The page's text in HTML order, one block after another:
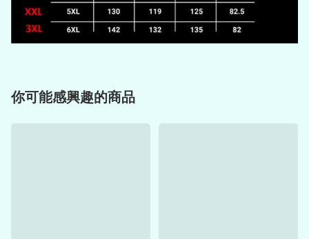
你可能感興趣的商品